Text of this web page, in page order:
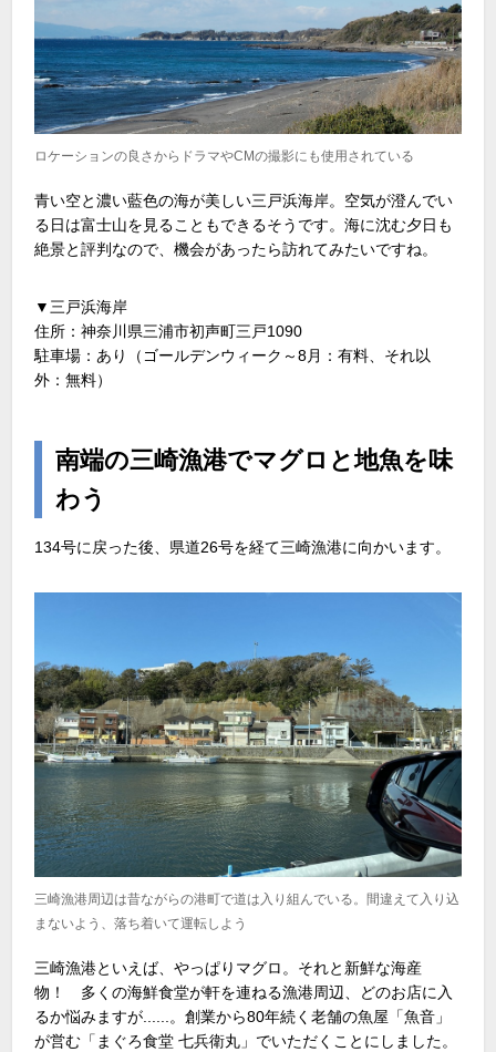
ロケーションの良さからドラマやCMの撮影にも使用されている
青い空と濃い藍色の海が美しい三戸浜海岸。空気が澄んでい
る日は富士山を見ることもできるそうです。海に沈む夕日も
絶景と評判なので、機会があったら訪れてみたいですね。
▼三戸浜海岸
住所：神奈川県三浦市初声町三戸1090
駐車場：あり（ゴールデンウィーク～8月：有料、それ以
外：無料）
南端の三崎漁港でマグロと地魚を味
わう
134号に戻った後、県道26号を経て三崎漁港に向かいます。
三崎漁港周辺は昔ながらの港町で道は入り組んでいる。間違えて入り込
まないよう、落ち着いて運転しよう
三崎漁港といえば、やっぱりマグロ。それと新鮮な海産
物！ 多くの海鮮食堂が軒を連ねる漁港周辺、どのお店に入
るか悩みますが......。創業から80年続く老舗の魚屋「魚音」
が営む「まぐろ食堂 七兵衛丸」でいただくことにしました。